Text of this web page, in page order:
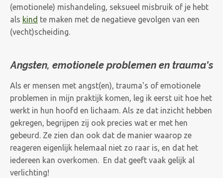
(emotionele) mishandeling, seksueel misbruik of je hebt
als kind te maken met de negatieve gevolgen van een
(vecht)scheiding.
Angsten, emotionele problemen en trauma's
Als er mensen met angst(en), trauma's of emotionele
problemen in mijn praktijk komen, leg ik eerst uit hoe het
werkt in hun hoofd en lichaam. Als ze dat inzicht hebben
gekregen, begrijpen zij ook precies wat er met hen
gebeurd. Ze zien dan ook dat de manier waarop ze
reageren eigenlijk helemaal niet zo raar is, en dat het
iedereen kan overkomen. En dat geeft vaak gelijk al
verlichting!